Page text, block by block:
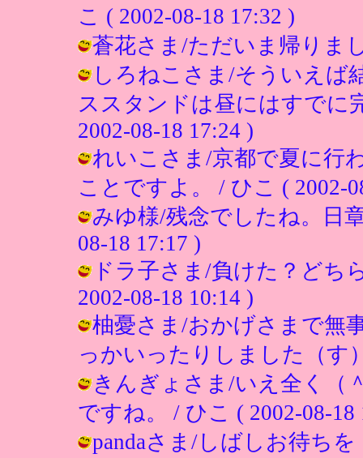
こ ( 2002-08-18 17:32 )
蒼花さま/ただいま帰りま
しろねこさま/そういえば
ススタンドは昼にはすでに
2002-08-18 17:24 )
れいこさま/京都で夏に行
ことですよ。 / ひこ ( 2002-
みゆ様/残念でしたね。日
08-18 17:17 )
ドラ子さま/負けた？どち
2002-08-18 10:14 )
柚憂さま/おかげさまで無
っかいったりしました（す
きんぎょさま/いえ全く（
ですね。 / ひこ ( 2002-08-18
pandaさま/しばしお待ちを